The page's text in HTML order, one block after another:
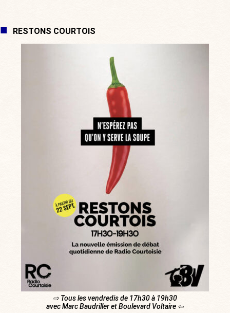
RESTONS COURTOIS
⇨ Tous les vendredis de 17h30 à 19h30
avec Marc Baudriller et Boulevard Voltaire ⇦